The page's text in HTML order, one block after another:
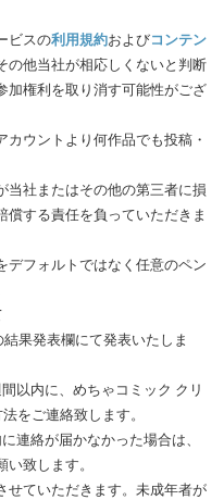
ビスの利用規約およびコンテン
の他当社が相応しくないと判断
加権利を取り消す可能性がござ
カウントより何作品でも投稿・
当社またはその他の第三者に損
する責任を負っていただきま
デフォルトではなく任意のペン
果発表欄にて発表いたしま
以内に、めちゃコミック クリ
をご連絡致します。
連絡が届かなかった場合は、
致します。
せていただきます。未成年者が